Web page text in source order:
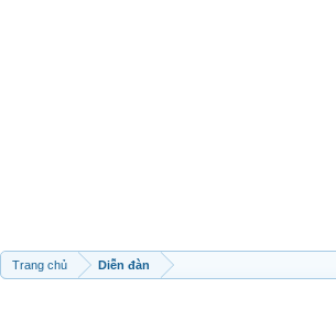
Trang chủ Diễn đàn